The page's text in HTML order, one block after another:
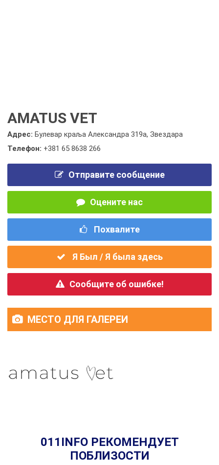
AMATUS VET
Адрес: Булевар краља Александра 319а, Звездара
Телефон: +381 65 8638 266
Отправите сообщение
Оцените нас
Похвалите
Я Был / Я была здесь
Сообщите об ошибке!
МЕСТО ДЛЯ ГАЛЕРЕИ
011INFO РЕКОМЕНДУЕТ
ПОБЛИЗОСТИ